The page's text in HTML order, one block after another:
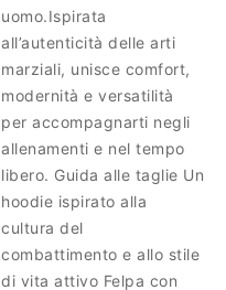
uomo.Ispirata
all’autenticità delle arti
marziali, unisce comfort,
modernità e versatilità
per accompagnarti negli
allenamenti e nel tempo
libero. Guida alle taglie Un
hoodie ispirato alla
cultura del
combattimento e allo stile
di vita attivo Felpa con